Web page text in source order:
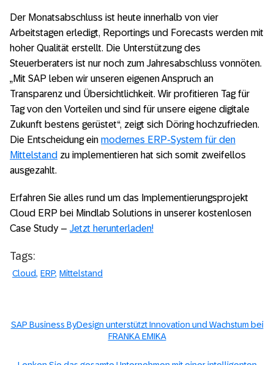
Der Monatsabschluss ist heute innerhalb von vier
Arbeitstagen erledigt, Reportings und Forecasts werden mit
hoher Qualität erstellt. Die Unterstützung des
Steuerberaters ist nur noch zum Jahresabschluss vonnöten.
„Mit SAP leben wir unseren eigenen Anspruch an
Transparenz und Übersichtlichkeit. Wir profitieren Tag für
Tag von den Vorteilen und sind für unsere eigene digitale
Zukunft bestens gerüstet“, zeigt sich Döring hochzufrieden.
Die Entscheidung ein modernes ERP-System für den
Mittelstand zu implementieren hat sich somit zweifellos
ausgezahlt.
Erfahren Sie alles rund um das Implementierungsprojekt
Cloud ERP bei Mindlab Solutions in unserer kostenlosen
Case Study – Jetzt herunterladen!
Tags:
Cloud ERP Mittelstand
SAP Business ByDesign unterstützt Innovation und Wachstum bei
FRANKA EMIKA